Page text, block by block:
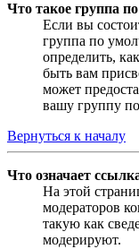
Что такое группа
Если вы
группа по
определить,
быть вам
может
вашу группу
Вернуться к началу
Что означает
На этой
модераторов
такую как
модерируют.